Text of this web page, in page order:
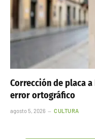
Corrección de placa
error ortográfico
agosto 5, 2026 CULTURA